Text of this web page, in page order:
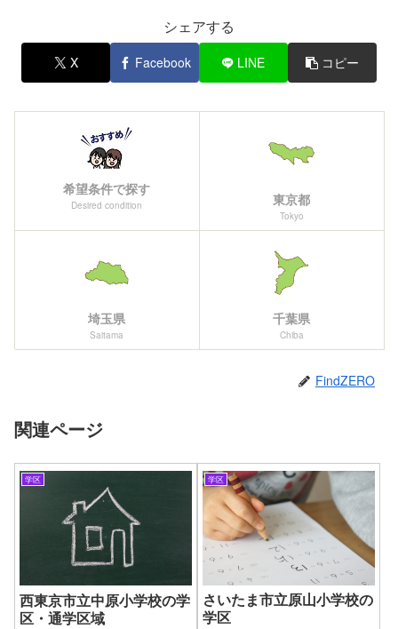
シェアする
X Facebook LINE コピー
希望条件で探す
Desired condition 東京都
Tokyo
埼玉県
Saitama
千葉県
Chiba
FindZERO
関連ページ
学区
西東京市立中原小学校の学
区・通学区域
学区
さいたま市立原山小学校の
学区